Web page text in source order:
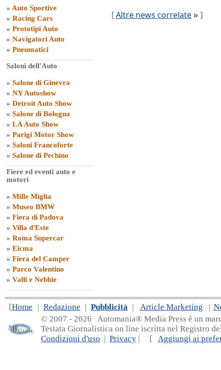
» Auto Sportive
» Racing Cars
» Prototipi Auto
» Navigatori Auto
» Pneumatici
Saloni dell'Auto
» Salone di Ginevra
» NY Autoshow
» Detroit Auto Show
» Salone di Bologna
» LA Auto Show
» Parigi Motor Show
» Saloni Francoforte
» Salone di Pechino
Fiere ed eventi auto e
motori
» Mille Miglia
» Museo BMW
» Fiera di Padova
» Villa d'Este
» Roma Supercar
» Eicma
» Fiera del Camper
» Parco Valentino
» Valli e Nebbie
[Altre news correlate » ]
[Home | Redazione | Pubblicità | Article Marketing |
© 2007 - 2026 Automania® Media Press è un
Testata Giornalistica on line iscritta nel Registro
Condizioni d'uso | Privacy | [ Aggiungi ai